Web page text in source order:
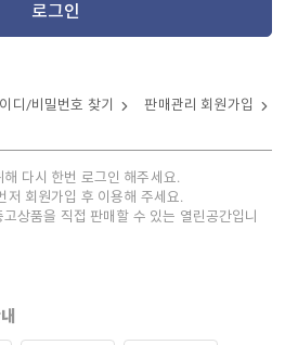
로그인
디/비밀번호 찾기 판매관리 회원가입
다시 한번 로그인 해주세요.
저 회원가입 후 이용해 주세요.
상품을 직접 판매할 수 있는 열린공간입니